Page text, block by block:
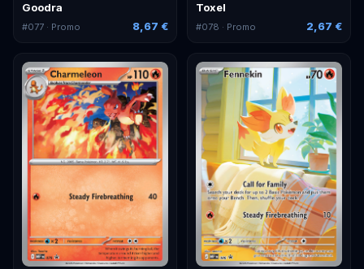
Goodra
#077 · Promo 8,67 €
Toxel
#078 · Promo 2,67 €